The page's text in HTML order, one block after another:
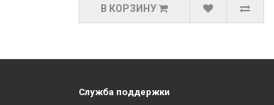
В КОРЗИНУ
Служба поддержки